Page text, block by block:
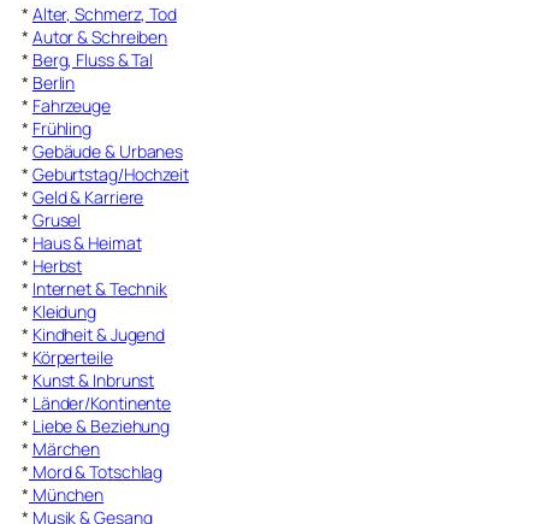
* Alter, Schmerz, Tod
* Autor & Schreiben
* Berg, Fluss & Tal
* Berlin
* Fahrzeuge
* Frühling
* Gebäude & Urbanes
* Geburtstag/Hochzeit
* Geld & Karriere
* Grusel
* Haus & Heimat
* Herbst
* Internet & Technik
* Kleidung
* Kindheit & Jugend
* Körperteile
* Kunst & Inbrunst
* Länder/Kontinente
* Liebe & Beziehung
* Märchen
* Mord & Totschlag
* München
* Musik & Gesang